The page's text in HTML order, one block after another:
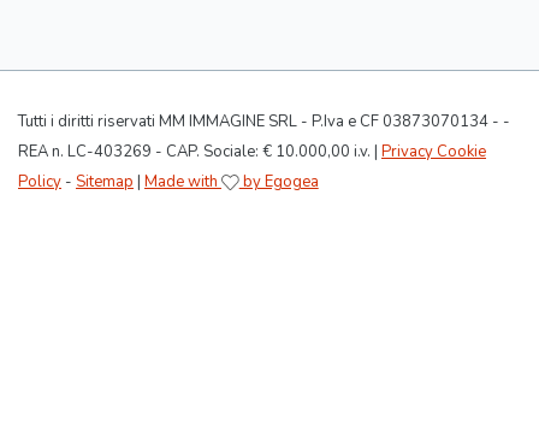
Tutti i diritti riservati MM IMMAGINE SRL - P.Iva e CF 03873070134 - -
REA n. LC-403269 - CAP. Sociale: € 10.000,00 i.v. | Privacy Cookie
Policy - Sitemap | Made with by Egogea